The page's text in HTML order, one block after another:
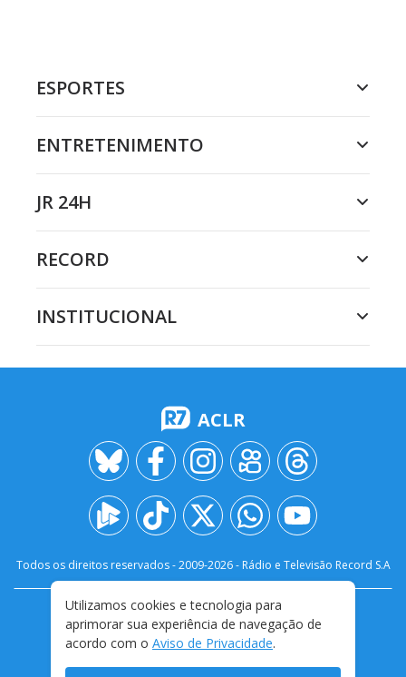
ESPORTES
ENTRETENIMENTO
JR 24H
RECORD
INSTITUCIONAL
ACLR
Todos os direitos reservados - 2009-2026- Rádio e Televisão Record S.A
FALE CONOSCO
PRIVACIDADE
TERMOS E CONDIÇÕES DE USO
Utilizamos cookies e tecnologia para
aprimorar sua experiência de navegação de
acordo com o Aviso de Privacidade.